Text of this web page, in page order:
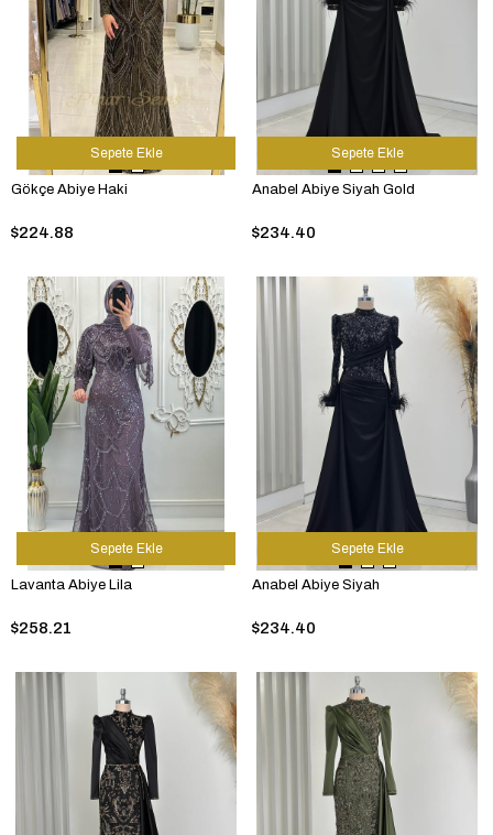
Gökçe Abiye Haki
$224.88
Sepete Ekle
Anabel Abiye Siyah Gold
$234.40
Sepete Ekle
Lavanta Abiye Lila
$258.21
Sepete Ekle
Anabel Abiye Siyah
$234.40
Sepete Ekle